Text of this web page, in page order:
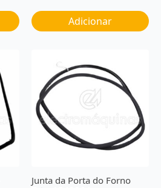
Adicionar
Junta da Porta do Forno